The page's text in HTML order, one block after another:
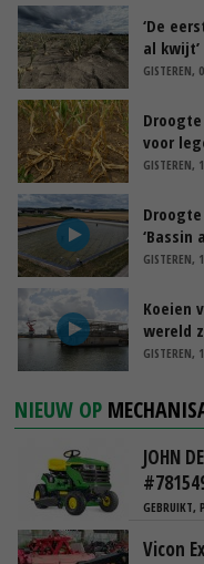
‘De
al kwijt’
GISTEREN,
voor
GISTEREN,
‘Bassin
GISTEREN,
Koeien
wereld
GISTEREN,
NIEUW OP
JOHN
GEBRUIKT,
Vicon